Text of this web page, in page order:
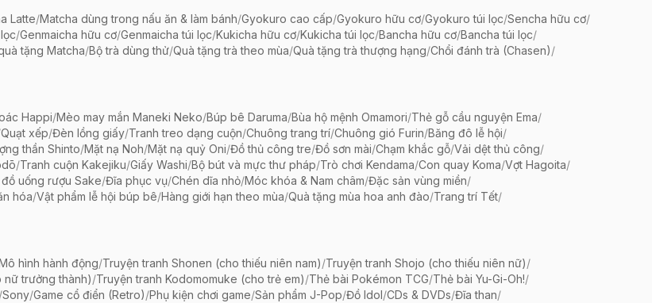
Latte/Matcha dùng trong nấu ăn & làm bánh/Gyokuro cao cấp/Gyokuro hữu cơ/Gyokuro túi lọc/Sencha hữu cơ/
/Genmaicha hữu cơ/Genmaicha túi lọc/Kukicha hữu cơ/Kukicha túi lọc/Bancha hữu cơ/Bancha túi lọc/
tặng Matcha/Bộ trà dùng thử/Quà tặng trà theo mùa/Quà tặng trà thượng hạng/Chổi đánh trà (Chasen)/
Happi/Mèo may mắn Maneki Neko/Búp bê Daruma/Bùa hộ mệnh Omamori/Thẻ gỗ cầu nguyện Ema/
Quạt xếp/Đèn lồng giấy/Tranh treo dạng cuộn/Chuông trang trí/Chuông gió Furin/Băng đô lễ hội/
thần Shinto/Mặt nạ Noh/Mặt nạ quỷ Oni/Đồ thủ công tre/Đồ sơn mài/Chạm khắc gỗ/Vải dệt thủ công/
/Tranh cuộn Kakejiku/Giấy Washi/Bộ bút và mực thư pháp/Trò chơi Kendama/Con quay Koma/Vợt Hagoita/
đồ uống rượu Sake/Đĩa phục vụ/Chén dĩa nhỏ/Móc khóa & Nam châm/Đặc sản vùng miền/
hóa/Vật phẩm lễ hội búp bê/Hàng giới hạn theo mùa/Quà tặng mùa hoa anh đào/Trang trí Tết/
hình hành động/Truyện tranh Shonen (cho thiếu niên nam)/Truyện tranh Shojo (cho thiếu niên nữ)/
nữ trưởng thành)/Truyện tranh Kodomomuke (cho trẻ em)/Thẻ bài Pokémon TCG/Thẻ bài Yu-Gi-Oh!/
/Sony/Game cổ điển (Retro)/Phụ kiện chơi game/Sản phẩm J-Pop/Đồ Idol/CDs & DVDs/Đĩa than/